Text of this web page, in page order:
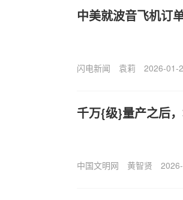
中美就波音飞机订
闪电新闻 袁莉 2026-01-
千万{级}量产之后
中国文明网 黄智贤